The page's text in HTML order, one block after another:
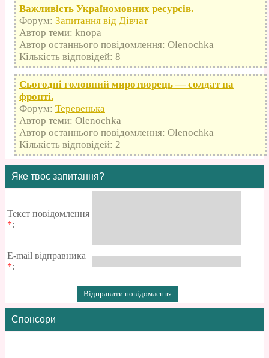
Важливість Україномовних ресурсів.
Форум: Запитання від Дівчат
Автор теми: knopa
Автор останнього повідомлення: Olenochka
Кількість відповідей: 8
Сьогодні головний миротворець — солдат на
фронті.
Форум: Теревенька
Автор теми: Olenochka
Автор останнього повідомлення: Olenochka
Кількість відповідей: 2
Яке твоє запитання?
Текст повідомлення
*:
E-mail відправника
*:
Спонсори